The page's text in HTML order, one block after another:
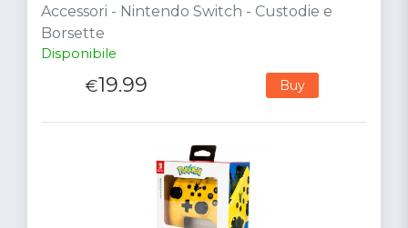
Accessori - Nintendo Switch - Custodie e
Borsette
Disponibile
€19.99 Buy